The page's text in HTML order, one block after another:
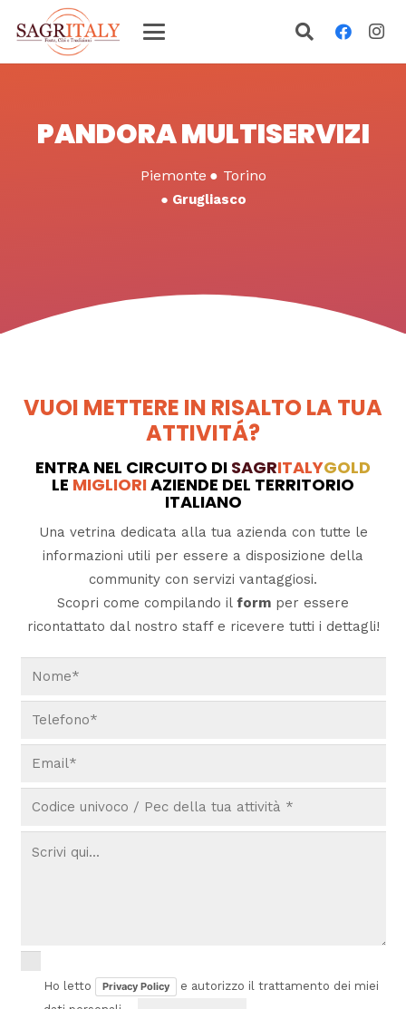
PANDORA MULTISERVIZI
Piemonte ● Torino
● Grugliasco
VUOI METTERE IN RISALTO LA TUA
ATTIVITÁ?
ENTRA NEL CIRCUITO DI SAGRITALYGOLD
LE MIGLIORIAZIENDE DEL TERRITORIO
ITALIANO
Una vetrina dedicata alla tua azienda con tutte le
informazioni utili per essere a disposizione della
community con servizi vantaggiosi.
Scopri come compilando il form per essere
ricontattato dal nostro staff e ricevere tutti i dettagli!
Ho letto Privacy Policy
e autorizzo il trattamento dei miei